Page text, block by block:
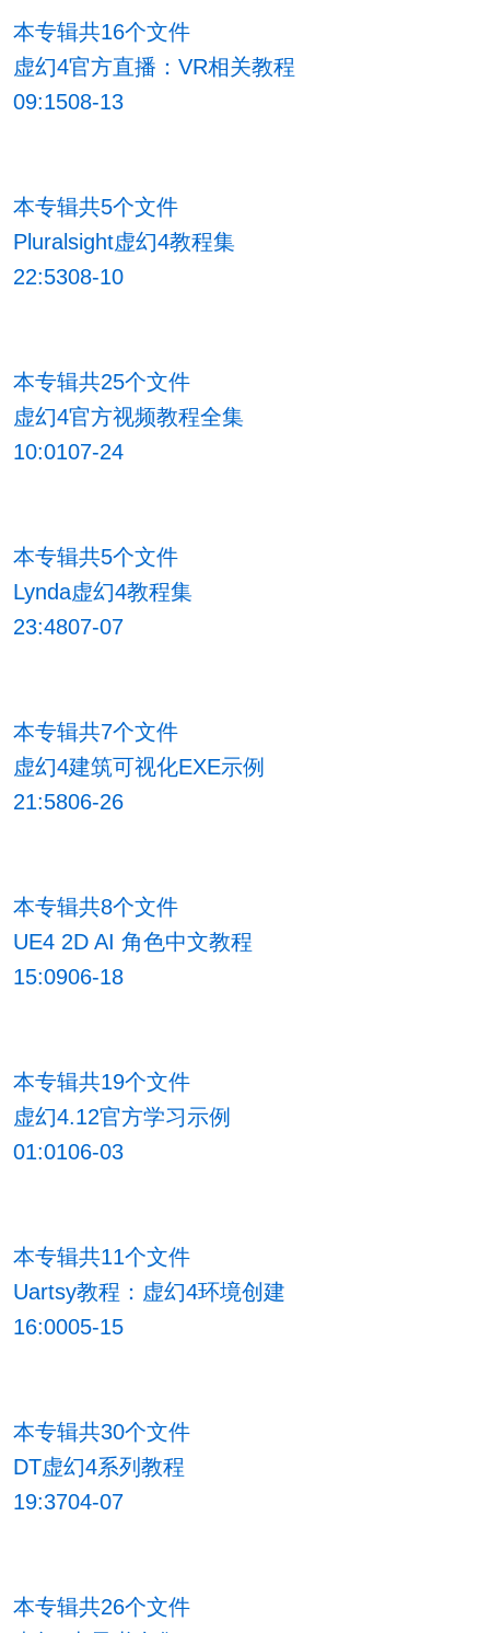
本专辑共16个文件
虚幻4官方直播：VR相关教程
09:1508-13
本专辑共5个文件
Pluralsight虚幻4教程集
22:5308-10
本专辑共25个文件
虚幻4官方视频教程全集
10:0107-24
本专辑共5个文件
Lynda虚幻4教程集
23:4807-07
本专辑共7个文件
虚幻4建筑可视化EXE示例
21:5806-26
本专辑共8个文件
UE4 2D AI 角色中文教程
15:0906-18
本专辑共19个文件
虚幻4.12官方学习示例
01:0106-03
本专辑共11个文件
Uartsy教程：虚幻4环境创建
16:0005-15
本专辑共30个文件
DT虚幻4系列教程
19:3704-07
本专辑共26个文件